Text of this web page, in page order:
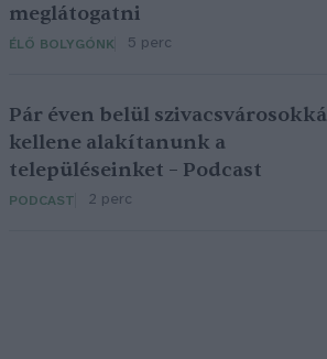
meglátogatni
ÉLŐ BOLYGÓNK 5 perc
Pár éven belül szivacsvárosokká
kellene alakítanunk a
településeinket – Podcast
PODCAST 2 perc